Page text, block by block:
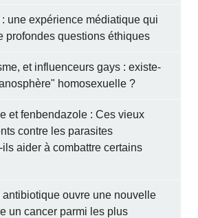
une expérience médiatique qui
profondes questions éthiques
et influenceurs gays : existe-
homosexuelle ?
et fenbendazole : Ces vieux
contre les parasites
ils aider à combattre certains
antibiotique ouvre une nouvelle
un cancer parmi les plus